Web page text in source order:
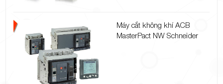
Máy cắt không khí ACB
MasterPact NW Schneider